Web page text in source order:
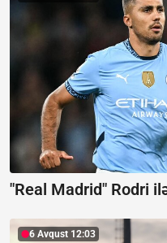
"Real Madrid" Rodri
6 Avqust 12:03